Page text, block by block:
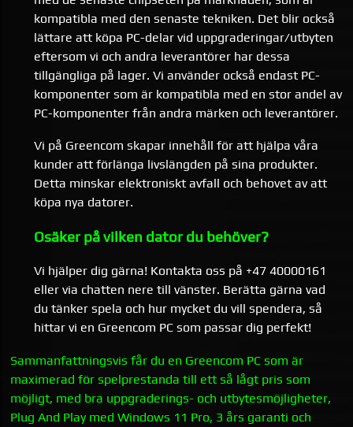
kompatibla med den senaste tekniken. Det blir också
lättare att köpa PC-delar vid uppgraderingar/utbyten
eftersom vi och andra leverantörer har dessa
tillgängliga på lager. Vi använder också endast PC-
komponenter som är kompatibla med en stor andel av
PC-komponenter från andra märken och leverantörer.
Vi på Greencom skapar innehåll för att hjälpa våra
kunder att förlänga livslängden på sina produkter.
Detta minskar elektroniskt avfall och behovet av att
köpa nya datorer.
Osäker på vilken dator du behöver?
Vi hjälper dig gärna! Kontakta oss på +47 40000161
eller via chatten nere till vänster. Berätta gärna vad
du tänker spela och hur mycket du vill spendera, så
hittar vi en Greencom PC som passar dig perfekt!
Sammanfattningsvis får du en Greencom PC som är
maximerad för spelprestanda till ett så lågt pris som
möjligt, med bra uppgraderings- och utbytesmöjligheter,
Plug And Play med Windows 11 Pro, 3 års garanti och